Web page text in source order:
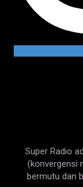
Super Radio
(konvergensi
bermutu dan